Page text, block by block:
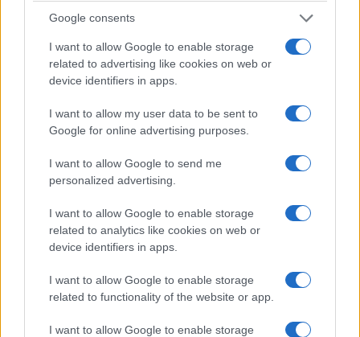
Google consents
I want to allow Google to enable storage
related to advertising like cookies on web or
device identifiers in apps.
I want to allow my user data to be sent to
Google for online advertising purposes.
I want to allow Google to send me
personalized advertising.
I want to allow Google to enable storage
related to analytics like cookies on web or
device identifiers in apps.
I want to allow Google to enable storage
related to functionality of the website or app.
I want to allow Google to enable storage